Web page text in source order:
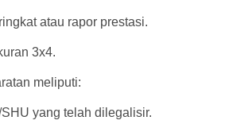
atau rapor prestasi.
3x4.
meliputi:
yang telah dilegalisir.